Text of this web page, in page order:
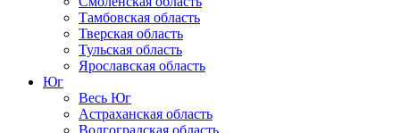
Тамбовская область
Тверская область
Тульская область
Ярославская область
Юг
Весь Юг
Астраханская область
Волгоградская область